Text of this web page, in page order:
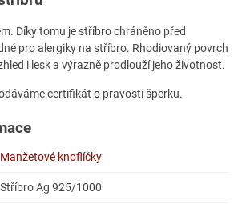
Díky tomu je stříbro chráněno před
pro alergiky na stříbro. Rhodiovaný povrch
i lesk a výrazně prodlouží jeho životnost.
certifikát o pravosti šperku.
Manžetové knoflíčky
Stříbro Ag 925/1000